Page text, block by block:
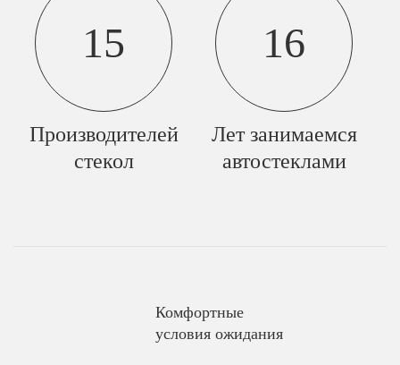
15
Производителей
стекол
16
Лет занимаемся
автостеклами
Комфортные
условия ожидания